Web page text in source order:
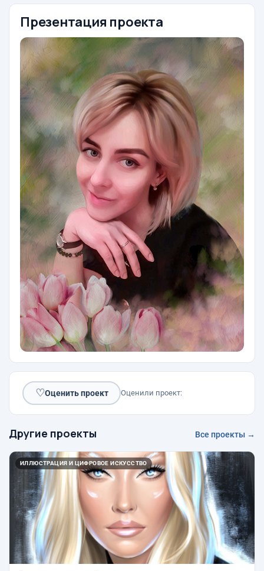
Презентация проекта
♡Оценить проект Оценили проект:
Другие проекты Все проекты →
ИЛЛЮСТРАЦИЯ И ЦИФРОВОЕ ИСКУССТВО